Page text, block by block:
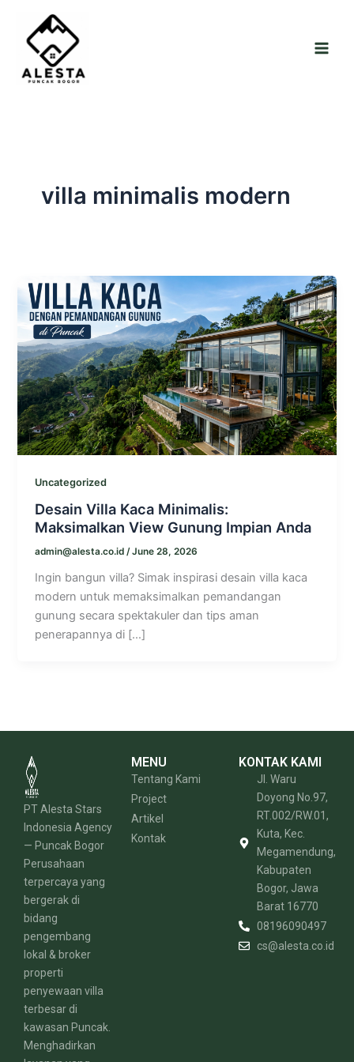
content
villa minimalis modern
Uncategorized
Desain Villa Kaca Minimalis:
Maksimalkan View Gunung Impian Anda
admin@alesta.co.id/June 28, 2026
Ingin bangun villa? Simak inspirasi desain villa kaca
modern untuk memaksimalkan pemandangan
gunung secara spektakuler dan tips aman
penerapannya di […]
PT Alesta Stars
Indonesia Agency
— Puncak Bogor
Perusahaan
terpercaya yang
bergerak di
bidang
pengembang
lokal & broker
properti
penyewaan villa
terbesar di
kawasan Puncak.
Menghadirkan
MENU
Tentang Kami
Project
Artikel
Kontak
KONTAK KAMI
Jl. Waru
Doyong No.97,
RT.002/RW.01,
Kuta, Kec.
Megamendung,
Kabupaten
Bogor, Jawa
Barat 16770
08196090497
cs@alesta.co.id